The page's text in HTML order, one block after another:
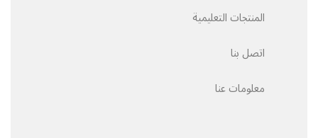
المنتجات التعليمية
اتصل بنا
معلومات عنا